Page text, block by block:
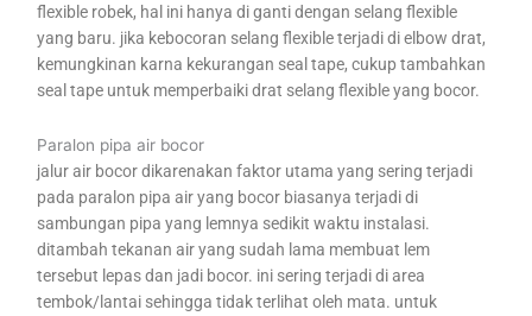
flexible robek, hal ini hanya di ganti dengan selang flexible
yang baru. jika kebocoran selang flexible terjadi di elbow drat,
kemungkinan karna kekurangan seal tape, cukup tambahkan
seal tape untuk memperbaiki drat selang flexible yang bocor.
Paralon pipa air bocor
jalur air bocor dikarenakan faktor utama yang sering terjadi
pada paralon pipa air yang bocor biasanya terjadi di
sambungan pipa yang lemnya sedikit waktu instalasi.
ditambah tekanan air yang sudah lama membuat lem
tersebut lepas dan jadi bocor. ini sering terjadi di area
tembok/lantai sehingga tidak terlihat oleh mata. untuk